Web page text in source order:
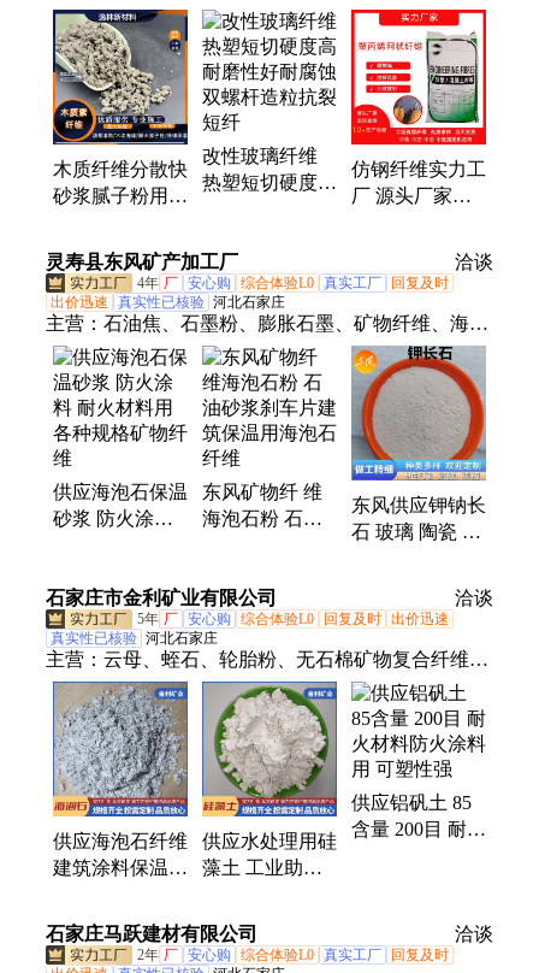
保温纤维、玻璃纤维毡布、塑钢纤维、聚丙烯网状纤
维、玄武岩纤维、聚丙烯腈纤维、纤维素纤维、聚酯
纤维、聚丙烯粗纤维、改性玻璃纤维、玻纤粉、木质
素纤维、钢纤维、聚乙烯醇纤维、混凝土纤维
木质纤维分散快
砂浆腻子粉用木
防火保温矿物纤
维
改性玻璃纤维
热塑短切硬度高
短纤
仿钢纤维实力工
厂 源头厂家提
粗纤维生产厂家
灵寿县东风矿产加工厂 洽谈
4年 厂 安心购 综合体验L0 真实工厂
回复及时
出价迅速
真实性已核验 河北石家庄
主营： 石油焦、石墨粉、膨胀石墨、矿物纤维、海泡
石、云母、蛭石、橡胶颗粒、轮胎粉、漂珠、重晶
石、膨润土、碳酸钙、叶腊石、人造石墨、鳞片石
墨、木质纤维、喷涂棉、钾长石、氧化铝、铝矾土、
滑石粉、配重砂、硅藻土
供应海泡石保温
砂浆 防火涂料
东风矿物纤 维
海泡石粉 石油
维
东风供应钾钠长
石 玻璃 陶瓷 涂
石家庄市金利矿业有限公司 洽谈
5年 厂 安心购 综合体验L0 回复及时 出价迅速
真实性已核验 河北石家庄
主营： 云母、蛭石、轮胎粉、无石棉矿物复合纤维、
彩砂、蛭石板、阻火模块、石英砂、木质纤维、海泡
石
供应海泡石纤维
建筑涂料保温隔
矿物纤维
供应水处理用硅
藻土 工业助滤
添加硅藻
供应铝矾土 85
含量 200目 耐火
石家庄马跃建材有限公司 洽谈
2年 厂 安心购 综合体验L0 真实工厂
回复及时